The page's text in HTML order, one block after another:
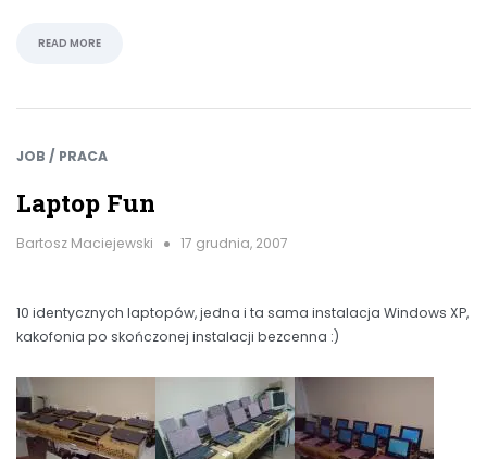
READ MORE
JOB / PRACA
Laptop Fun
Bartosz Maciejewski 17 grudnia, 2007
10 identycznych laptopów, jedna i ta sama instalacja Windows XP,
kakofonia po skończonej instalacji bezcenna :)